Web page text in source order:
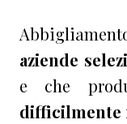
aziende
e che
difficilmente